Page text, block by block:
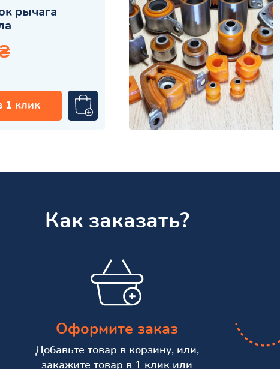
рычага
1 клик
Как заказать?
Оформите заказ
Добавьте товар в корзину, или,
закажите товар в 1 клик или